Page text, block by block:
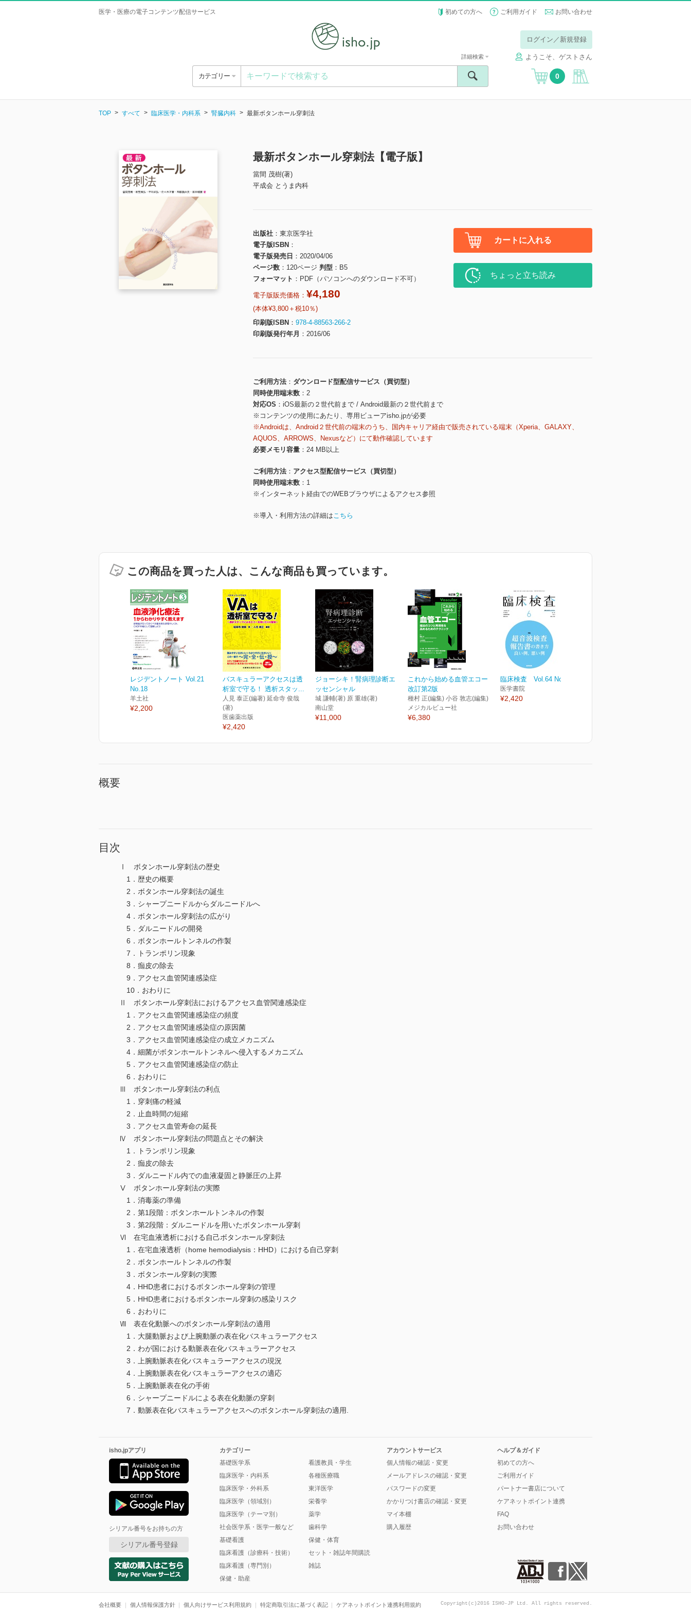
医学・医療の電子コンテンツ配信サービス 初めての方へ ご利用ガイド お問い合わせ
ログイン／新規登録
ようこそ、ゲストさん
カテゴリー
詳細検索
0
TOP すべて 臨床医学・内科系 腎臓内科 最新ボタンホール穿刺法
最新ボタンホール穿刺法【電子版】
當間 茂樹(著)
平成会 とうま内科
出版社
東京医学社
電子版ISBN
電子版発売日
2020/04/06
ページ数
120ページ 判型
B5
フォーマット
PDF（パソコンへのダウンロード不可）
電子版販売価格： ¥4,180
(本体¥3,800＋税10％)
印刷版ISBN
978-4-88563-266-2
印刷版発行年月
2016/06
カートに入れる
ちょっと立ち読み
ご利用方法
ダウンロード型配信サービス（買切型）
同時使用端末数
2
対応OS
iOS最新の２世代前まで / Android最新の２世代前まで
※コンテンツの使用にあたり、専用ビューアisho.jpが必要
※Androidは、Android２世代前の端末のうち、国内キャリア経由で販売されている端末（Xperia、GALAXY、
AQUOS、ARROWS、Nexusなど）にて動作確認しています
必要メモリ容量
24 MB以上
ご利用方法
アクセス型配信サービス（買切型）
同時使用端末数
1
※インターネット経由でのWEBブラウザによるアクセス参照
※導入・利用方法の詳細はこちら
この商品を買った人は、こんな商品も買っています。
レジデントノート Vol.21
No.18
羊土社
¥2,200
バスキュラーアクセスは透
析室で守る！ 透析スタッ...
人見 泰正(編著) 延命寺 俊哉
(著)
医歯薬出版
¥2,420
ジョーシキ！腎病理診断エ
ッセンシャル
城 謙輔(著) 原 重雄(著)
南山堂
¥11,000
これから始める血管エコー
改訂第2版
種村 正(編集) 小谷 敦志(編集)
メジカルビュー社
¥6,380
臨床検査 Vol.64 No.6
医学書院
¥2,420
概要
目次
Ⅰ ボタンホール穿刺法の歴史
1．歴史の概要
2．ボタンホール穿刺法の誕生
3．シャープニードルからダルニードルへ
4．ボタンホール穿刺法の広がり
5．ダルニードルの開発
6．ボタンホールトンネルの作製
7．トランポリン現象
8．痂皮の除去
9．アクセス血管関連感染症
10．おわりに
Ⅱ ボタンホール穿刺法におけるアクセス血管関連感染症
1．アクセス血管関連感染症の頻度
2．アクセス血管関連感染症の原因菌
3．アクセス血管関連感染症の成立メカニズム
4．細菌がボタンホールトンネルへ侵入するメカニズム
5．アクセス血管関連感染症の防止
6．おわりに
Ⅲ ボタンホール穿刺法の利点
1．穿刺痛の軽減
2．止血時間の短縮
3．アクセス血管寿命の延長
Ⅳ ボタンホール穿刺法の問題点とその解決
1．トランポリン現象
2．痂皮の除去
3．ダルニードル内での血液凝固と静脈圧の上昇
Ⅴ ボタンホール穿刺法の実際
1．消毒薬の準備
2．第1段階：ボタンホールトンネルの作製
3．第2段階：ダルニードルを用いたボタンホール穿刺
Ⅵ 在宅血液透析における自己ボタンホール穿刺法
1．在宅血液透析（home hemodialysis：HHD）における自己穿刺
2．ボタンホールトンネルの作製
3．ボタンホール穿刺の実際
4．HHD患者におけるボタンホール穿刺の管理
5．HHD患者におけるボタンホール穿刺の感染リスク
6．おわりに
Ⅶ 表在化動脈へのボタンホール穿刺法の適用
1．大腿動脈および上腕動脈の表在化バスキュラーアクセス
2．わが国における動脈表在化バスキュラーアクセス
3．上腕動脈表在化バスキュラーアクセスの現況
4．上腕動脈表在化バスキュラーアクセスの適応
5．上腕動脈表在化の手術
6．シャープニードルによる表在化動脈の穿刺
7．動脈表在化バスキュラーアクセスへのボタンホール穿刺法の適用.
isho.jpアプリ
シリアル番号をお持ちの方
シリアル番号登録
カテゴリー
基礎医学系
臨床医学・内科系
臨床医学・外科系
臨床医学（領域別）
臨床医学（テーマ別）
社会医学系・医学一般など
基礎看護
臨床看護（診療科・技術）
臨床看護（専門別）
保健・助産
看護教員・学生
各種医療職
東洋医学
栄養学
薬学
歯科学
保健・体育
セット・雑誌年間購読
雑誌
アカウントサービス
個人情報の確認・変更
メールアドレスの確認・変更
パスワードの変更
かかりつけ書店の確認・変更
マイ本棚
購入履歴
ヘルプ＆ガイド
初めての方へ
ご利用ガイド
パートナー書店について
ケアネットポイント連携
FAQ
お問い合わせ
会社概要 個人情報保護方針 個人向けサービス利用規約 特定商取引法に基づく表記 ケアネットポイント連携利用規約 Copyright(c)2016 ISHO-JP Ltd. All rights reserved.